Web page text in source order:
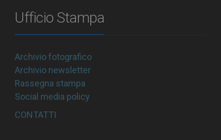
Ufficio Stampa
Archivio fotografico
Archivio newsletter
Rassegna stampa
Social media policy
CONTATTI